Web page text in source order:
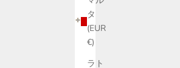
タ
(EUR
€)
ラト